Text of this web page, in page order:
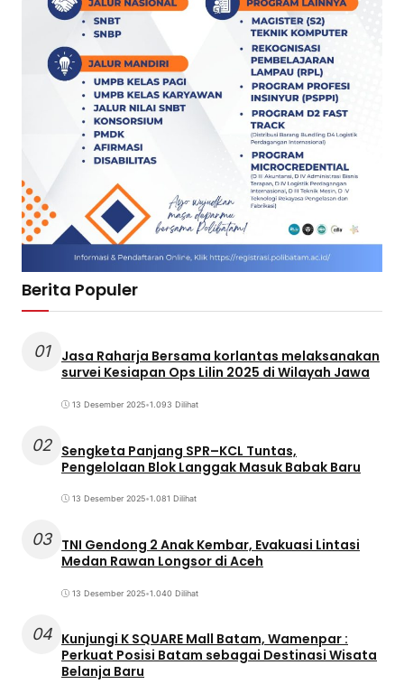
Berita Populer
01
Jasa Raharja Bersama korlantas melaksanakan
survei Kesiapan Ops Lilin 2025 di Wilayah Jawa
13 Desember 2025•1.093 Dilihat
02 Sengketa Panjang SPR–KCL Tuntas,
Pengelolaan Blok Langgak Masuk Babak Baru
13 Desember 2025•1.081 Dilihat
03 TNI Gendong 2 Anak Kembar, Evakuasi Lintasi
Medan Rawan Longsor di Aceh
13 Desember 2025•1.040 Dilihat
04 Kunjungi K SQUARE Mall Batam, Wamenpar :
Perkuat Posisi Batam sebagai Destinasi Wisata
Belanja Baru